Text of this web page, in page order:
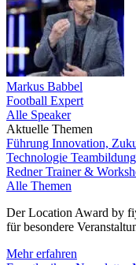
Markus Babbel
Football Expert
Alle Speaker
Aktuelle Themen
Führung Innovation,
Technologie
RednerTrainer &
Alle Themen
Der Location Award by
für besondere
Mehr erfahren